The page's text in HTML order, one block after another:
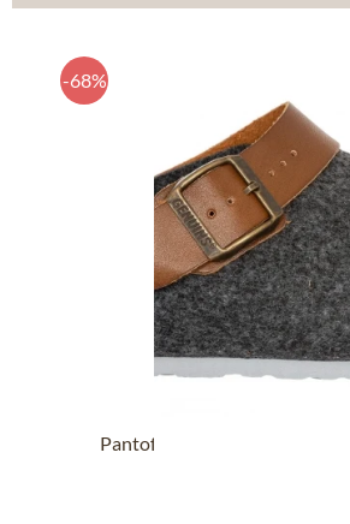
-68%
Pantoffel G102997